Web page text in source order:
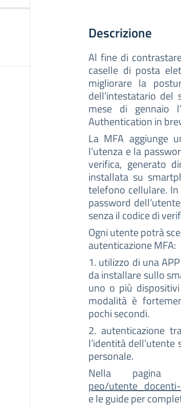
Descrizione
Al fine di
caselle di posta
migliorare la
dell’intestatario
mese di gennaio
Authentication in
La MFA aggiunge
l’utenza e la
verifica, generato
installata su
telefono cellulare.
password
senza il codice di
Ogni utente potrà
autenticazione MFA:
1. utilizzo di una
da installare sullo
uno o più
modalità è
pochi secondi.
2. autenticazione
l’identità
personale.
Nella pagina
peo/
e le guide per